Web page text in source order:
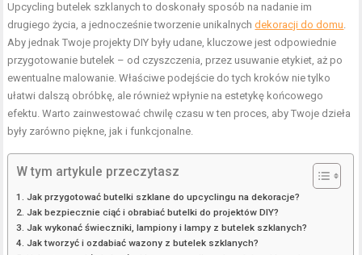
Upcycling butelek szklanych to doskonały sposób na nadanie im
drugiego życia, a jednocześnie tworzenie unikalnychdekoracji do domu.
Aby jednak Twoje projekty DIY były udane, kluczowe jest odpowiednie
przygotowanie butelek – od czyszczenia, przez usuwanie etykiet, aż po
ewentualne malowanie. Właściwe podejście do tych kroków nie tylko
ułatwi dalszą obróbkę, ale również wpłynie na estetykę końcowego
efektu. Warto zainwestować chwilę czasu w ten proces, aby Twoje dzieła
były zarówno piękne, jak i funkcjonalne.
W tym artykule przeczytasz
Jak przygotować butelki szklane do upcyclingu na dekoracje?
Jak bezpiecznie ciąć i obrabiać butelki do projektów DIY?
Jak wykonać świeczniki, lampiony i lampy z butelek szklanych?
Jak tworzyć i ozdabiać wazony z butelek szklanych?